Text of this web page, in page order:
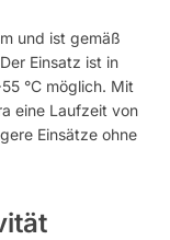
und ist gemäß
Einsatz ist in
°C möglich. Mit
eine Laufzeit von
Einsätze ohne